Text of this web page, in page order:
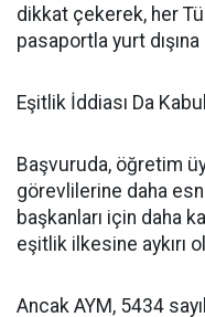
dikkat çekerek, her
pasaportla yurt
Eşitlik İddiası Da
Başvuruda, öğretim
görevlilerine daha
başkanları için daha
eşitlik ilkesine aykırı
Ancak AYM, 5434